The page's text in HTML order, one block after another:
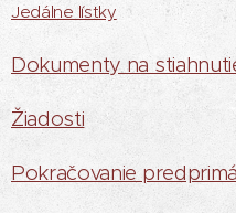
Jedálne lístky
Dokumenty na
Žiadosti
Pokračovanie